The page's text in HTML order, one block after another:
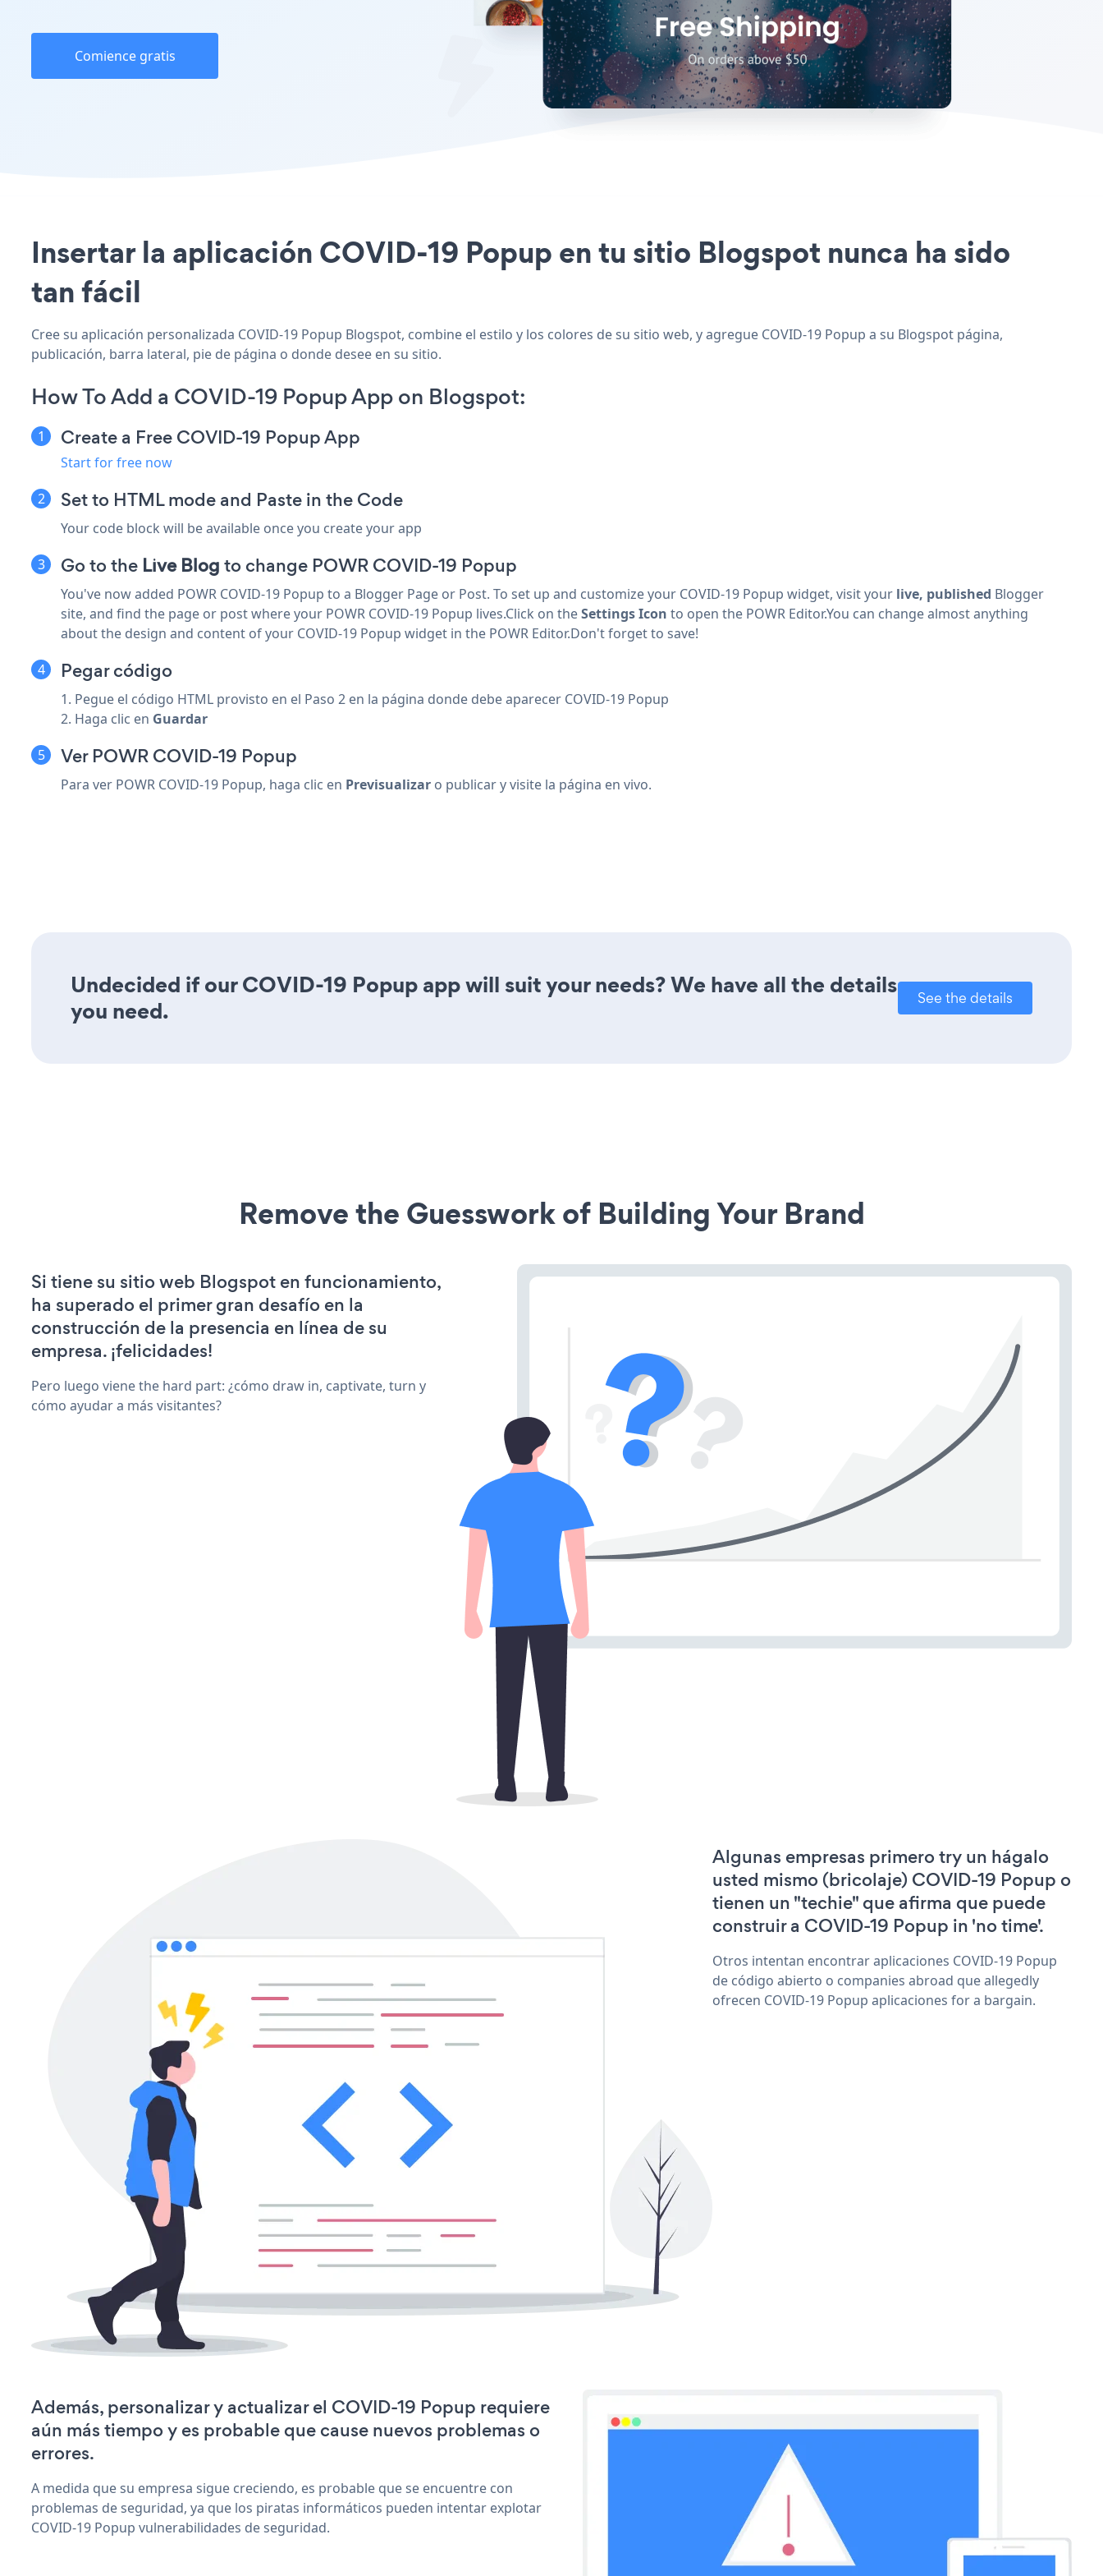
Comience gratis
Insertar la aplicación COVID-19 Popup en tu sitio Blogspot nunca ha sido
tan fácil
Cree su aplicación personalizada COVID-19 Popup Blogspot, combine el estilo y los colores de su sitio web, y agregue COVID-19 Popup a su Blogspot página,
publicación, barra lateral, pie de página o donde desee en su sitio.
How To Add a COVID-19 Popup App on Blogspot:
Create a Free COVID-19 Popup App
Start for free now
Set to HTML mode and Paste in the Code
Your code block will be available once you create your app
Go to the Live Blogto change POWR COVID-19 Popup
You've now added POWR COVID-19 Popup to a Blogger Page or Post. To set up and customize your COVID-19 Popup widget, visit your live, published Blogger
site, and find the page or post where your POWR COVID-19 Popup lives.Click on theSettings Icon to open the POWR Editor.You can change almost anything
about the design and content of your COVID-19 Popup widget in the POWR Editor.Don't forget to save!
Pegar código
1. Pegue el código HTML provisto en el Paso 2 en la página donde debe aparecer COVID-19 Popup
2. Haga clic en Guardar
Ver POWR COVID-19 Popup
Para ver POWR COVID-19 Popup, haga clic en Previsualizar o publicar y visite la página en vivo.
Undecided if our COVID-19 Popup app will suit your needs? We have all the details
you need.
See the details
Remove the Guesswork of Building Your Brand
Si tiene su sitio web Blogspot en funcionamiento,
ha superado el primer gran desafío en la
construcción de la presencia en línea de su
empresa. ¡felicidades!
Pero luego viene the hard part: ¿cómo draw in, captivate, turn y
cómo ayudar a más visitantes?
Algunas empresas primero try un hágalo
usted mismo (bricolaje) COVID-19 Popup o
tienen un "techie" que afirma que puede
construir a COVID-19 Popup in 'no time'.
Otros intentan encontrar aplicaciones COVID-19 Popup
de código abierto o companies abroad que allegedly
ofrecen COVID-19 Popup aplicaciones for a bargain.
Además, personalizar y actualizar el COVID-19 Popup requiere
aún más tiempo y es probable que cause nuevos problemas o
errores.
A medida que su empresa sigue creciendo, es probable que se encuentre con
problemas de seguridad, ya que los piratas informáticos pueden intentar explotar
COVID-19 Popup vulnerabilidades de seguridad.